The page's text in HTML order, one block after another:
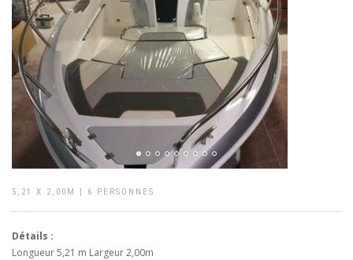
5,21 X 2,00M | 6 PERSONNES
Détails :
Longueur 5,21 m Largeur 2,00m